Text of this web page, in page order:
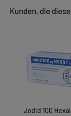
Kunden, die
Jodid 100